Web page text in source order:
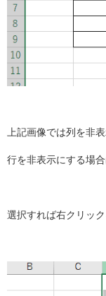
上記画像では列を非
行を非表示にする場
選択すれば右クリッ